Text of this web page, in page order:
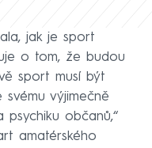
jak je sport
o tom, že budou
sport musí být
výjimečně
občanů,“
amatérského